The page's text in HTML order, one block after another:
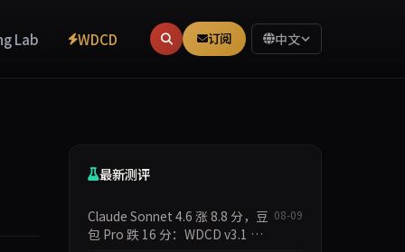
Lab WDCD 订阅 中文
最新测评
Claude Sonnet 4.6 涨 8.8 分，豆
包 Pro 跌 16 分：WDCD v3.1 守
08-09